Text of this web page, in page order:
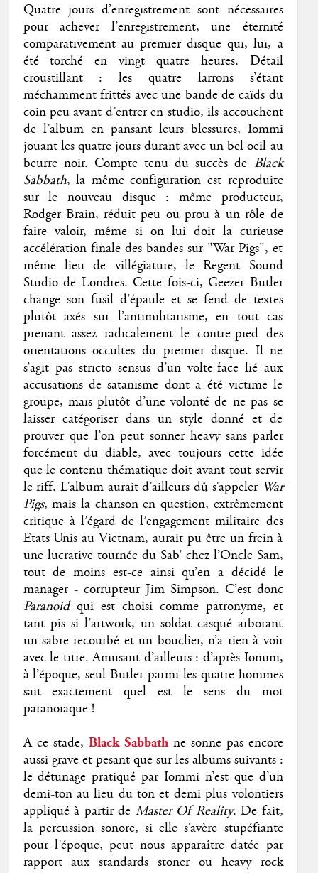
Quatre jours d’enregistrement sont nécessaires
pour achever l’enregistrement, une éternité
comparativement au premier disque qui, lui, a
été torché en vingt quatre heures. Détail
croustillant : les quatre larrons s’étant
méchamment frittés avec une bande de caïds du
coin peu avant d’entrer en studio, ils accouchent
de l’album en pansant leurs blessures, Iommi
jouant les quatre jours durant avec un bel oeil au
beurre noir. Compte tenu du succès de Black
Sabbath, la même configuration est reproduite
sur le nouveau disque : même producteur,
Rodger Brain, réduit peu ou prou à un rôle de
faire valoir, même si on lui doit la curieuse
accélération finale des bandes sur "War Pigs", et
même lieu de villégiature, le Regent Sound
Studio de Londres. Cette fois-ci, Geezer Butler
change son fusil d’épaule et se fend de textes
plutôt axés sur l’antimilitarisme, en tout cas
prenant assez radicalement le contre-pied des
orientations occultes du premier disque. Il ne
s’agit pas stricto sensus d’un volte-face lié aux
accusations de satanisme dont a été victime le
groupe, mais plutôt d’une volonté de ne pas se
laisser catégoriser dans un style donné et de
prouver que l’on peut sonner heavy sans parler
forcément du diable, avec toujours cette idée
que le contenu thématique doit avant tout servir
le riff. L’album aurait d’ailleurs dû s’appeler War
Pigs, mais la chanson en question, extrêmement
critique à l’égard de l’engagement militaire des
Etats Unis au Vietnam, aurait pu être un frein à
une lucrative tournée du Sab’ chez l’Oncle Sam,
tout de moins est-ce ainsi qu’en a décidé le
manager - corrupteur Jim Simpson. C’est donc
Paranoidqui est choisi comme patronyme, et
tant pis si l’artwork, un soldat casqué arborant
un sabre recourbé et un bouclier, n’a rien à voir
avec le titre. Amusant d’ailleurs : d’après Iommi,
à l’époque, seul Butler parmi les quatre hommes
sait exactement quel est le sens du mot
paranoïaque !
A ce stade, Black Sabbath ne sonne pas encore
aussi grave et pesant que sur les albums suivants :
le détunage pratiqué par Iommi n’est que d’un
demi-ton au lieu du ton et demi plus volontiers
appliqué à partir de Master Of Reality. De fait,
la percussion sonore, si elle s’avère stupéfiante
pour l’époque, peut nous apparaître datée par
rapport aux standards stoner ou heavy rock